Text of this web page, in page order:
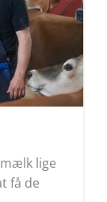
lige
få de